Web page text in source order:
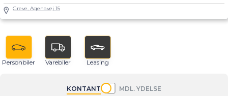
Greve, Agenavej 15
Personbiler Varebiler Leasing
KONTANT MDL. YDELSE